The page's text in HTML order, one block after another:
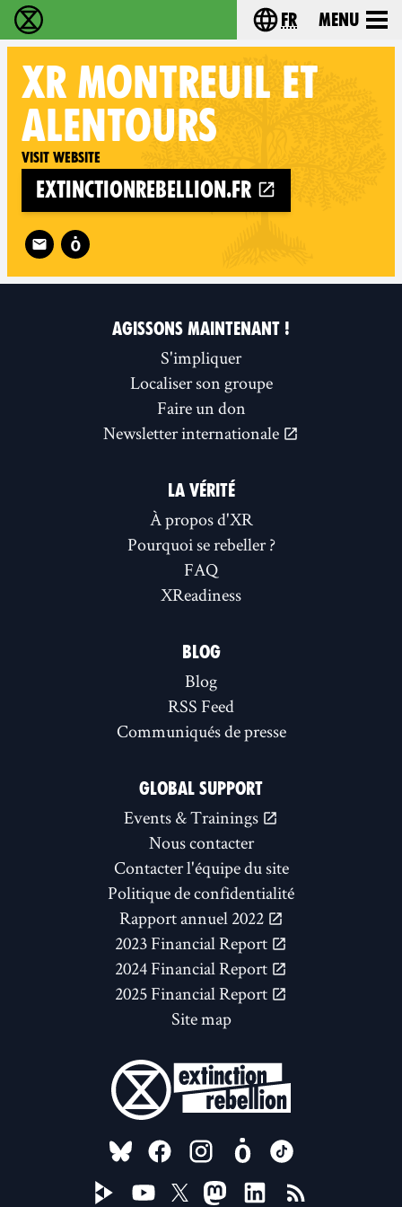
Extinction Rebellion - Home Choisissez votre
fr Menu
XR MONTREUIL ET
ALENTOURS
Visit website
extinctionrebellion.fr
Follow XR Montreuil et alentours on
AGISSONS MAINTENANT !
S'impliquer
Localiser son groupe
Faire un don
Newsletter internationale
LA VÉRITÉ
À propos d'XR
Pourquoi se rebeller ?
FAQ
XReadiness
BLOG
Blog
RSS Feed
Communiqués de presse
GLOBAL SUPPORT
Events & Trainings
Nous contacter
Contacter l'équipe du site
Politique de confidentialité
Rapport annuel 2022
2023 Financial Report
2024 Financial Report
2025 Financial Report
Site map
FOLLOW US ON